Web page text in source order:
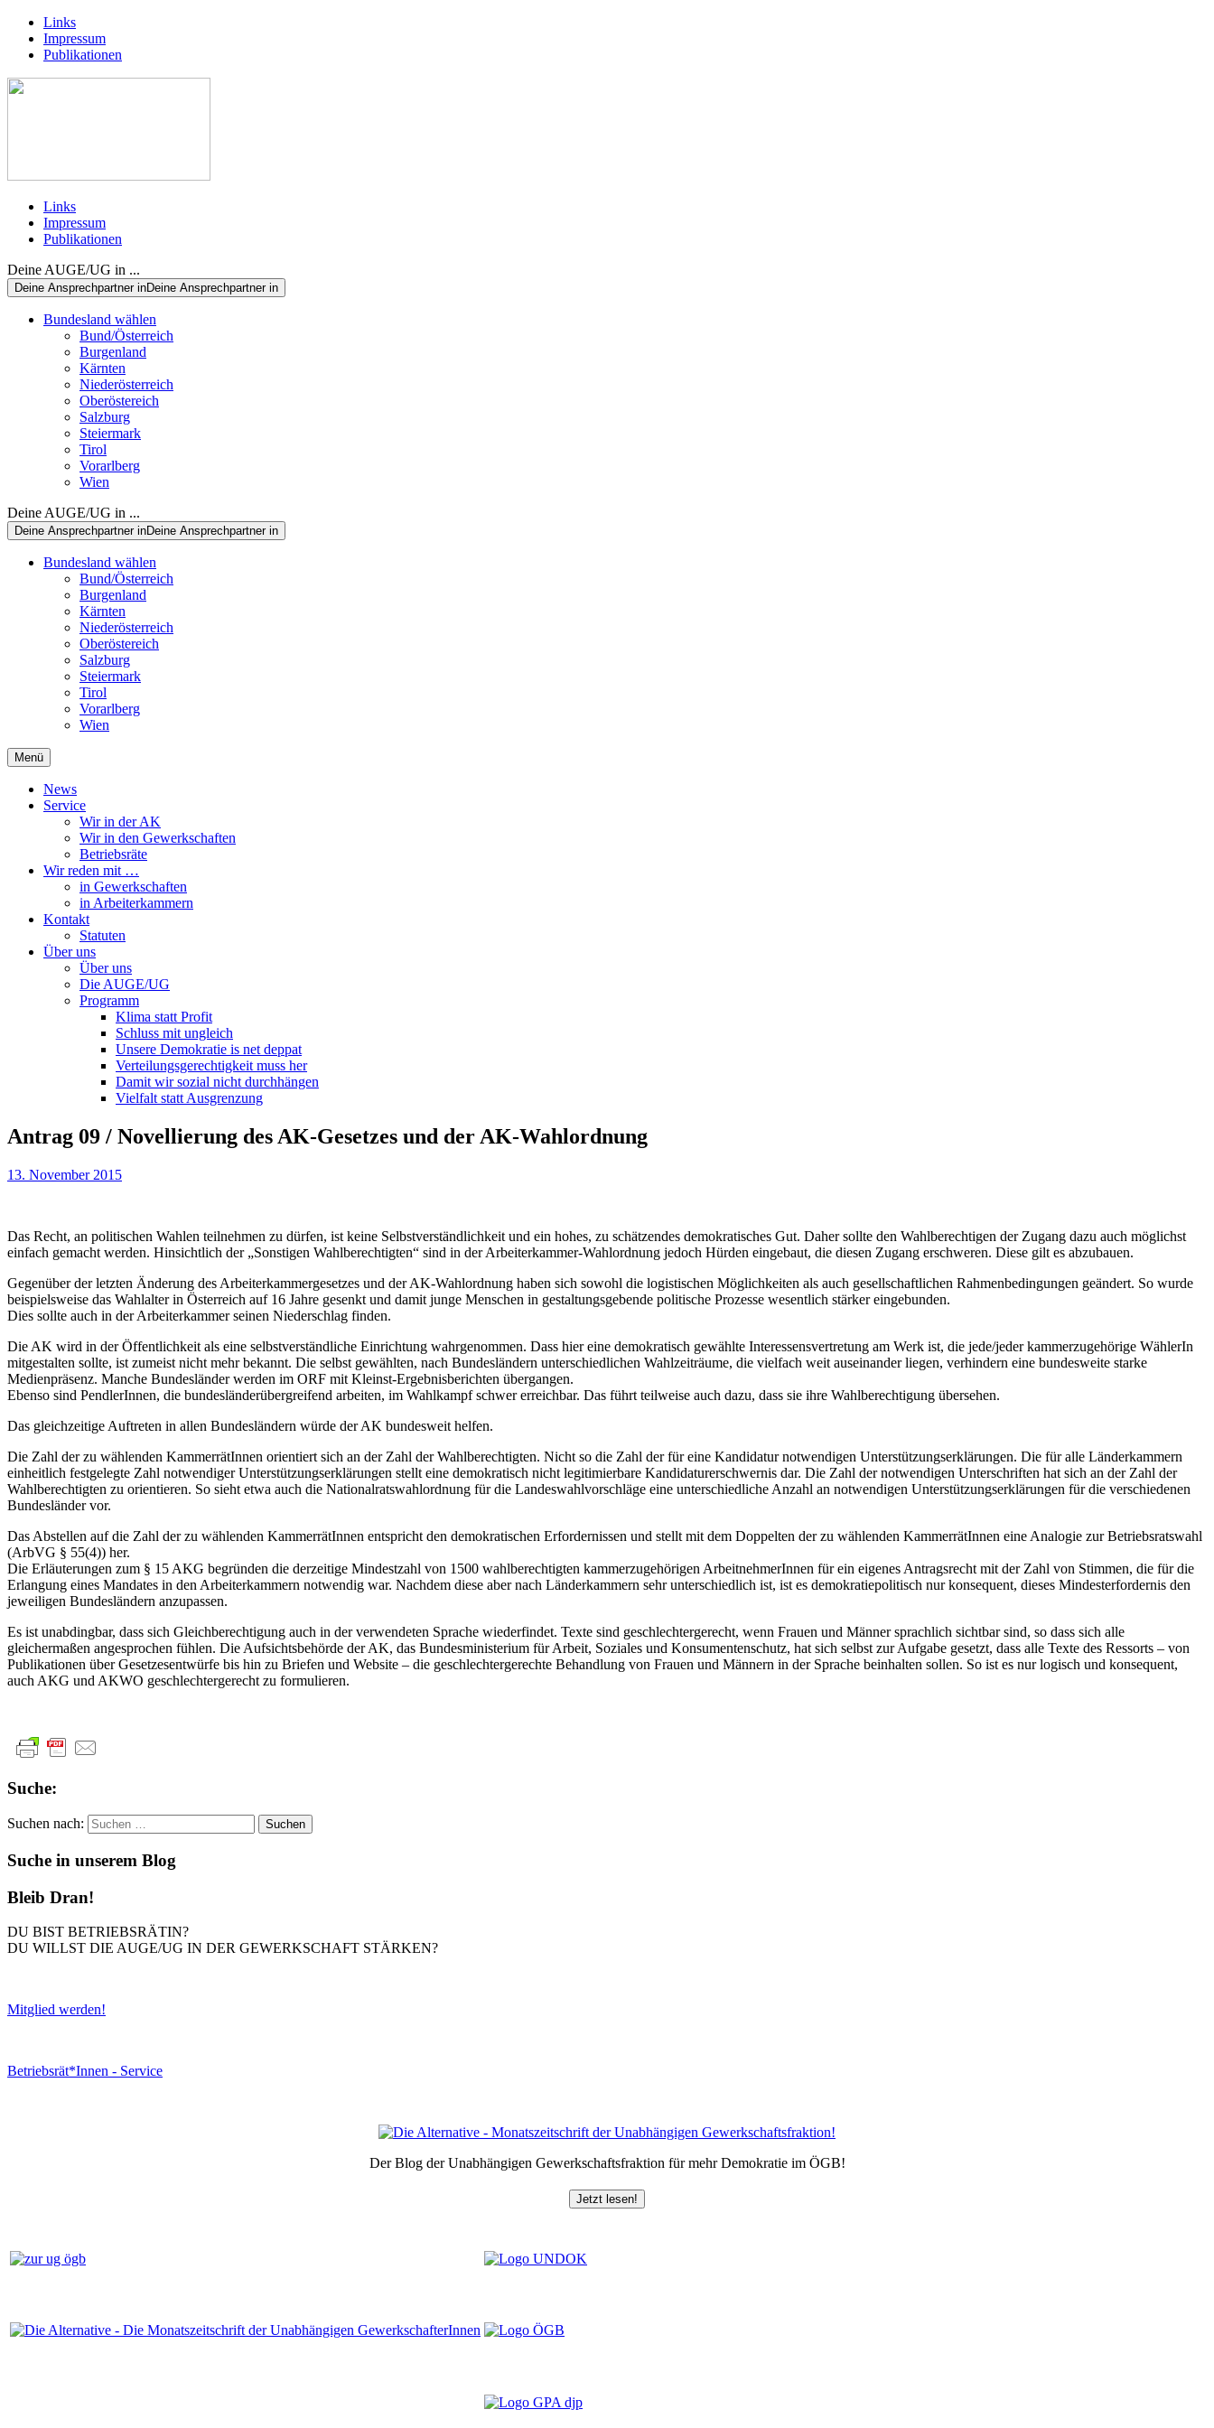
Links
Impressum
Publikationen
Links
Impressum
Publikationen
Deine AUGE/UG in ...
Deine Ansprechpartner inDeine Ansprechpartner in
Bundesland wählen
Bund/Österreich
Burgenland
Kärnten
Niederösterreich
Oberöstereich
Salzburg
Steiermark
Tirol
Vorarlberg
Wien
Deine AUGE/UG in ...
Deine Ansprechpartner inDeine Ansprechpartner in
Bundesland wählen
Bund/Österreich
Burgenland
Kärnten
Niederösterreich
Oberöstereich
Salzburg
Steiermark
Tirol
Vorarlberg
Wien
Menü
News
Service
Wir in der AK
Wir in den Gewerkschaften
Betriebsräte
Wir reden mit …
in Gewerkschaften
in Arbeiterkammern
Kontakt
Statuten
Über uns
Über uns
Die AUGE/UG
Programm
Klima statt Profit
Schluss mit ungleich
Unsere Demokratie is net deppat
Verteilungsgerechtigkeit muss her
Damit wir sozial nicht durchhängen
Vielfalt statt Ausgrenzung
Antrag 09 / Novellierung des AK-Gesetzes und der AK-Wahlordnung
13. November 2015
Das Recht, an politischen Wahlen teilnehmen zu dürfen, ist keine Selbstverständlichkeit und ein hohes, zu schätzendes demokratisches Gut. Daher sollte den Wahlberechtigen der Zugang dazu auch möglichst
einfach gemacht werden. Hinsichtlich der „Sonstigen Wahlberechtigten“ sind in der Arbeiterkammer-Wahlordnung jedoch Hürden eingebaut, die diesen Zugang erschweren. Diese gilt es abzubauen.
Gegenüber der letzten Änderung des Arbeiterkammergesetzes und der AK-Wahlordnung haben sich sowohl die logistischen Möglichkeiten als auch gesellschaftlichen Rahmenbedingungen geändert. So wurde
beispielsweise das Wahlalter in Österreich auf 16 Jahre gesenkt und damit junge Menschen in gestaltungsgebende politische Prozesse wesentlich stärker eingebunden.
Dies sollte auch in der Arbeiterkammer seinen Niederschlag finden.
Die AK wird in der Öffentlichkeit als eine selbstverständliche Einrichtung wahrgenommen. Dass hier eine demokratisch gewählte Interessensvertretung am Werk ist, die jede/jeder kammerzugehörige WählerIn
mitgestalten sollte, ist zumeist nicht mehr bekannt. Die selbst gewählten, nach Bundesländern unterschiedlichen Wahlzeiträume, die vielfach weit auseinander liegen, verhindern eine bundesweite starke
Medienpräsenz. Manche Bundesländer werden im ORF mit Kleinst-Ergebnisberichten übergangen.
Ebenso sind PendlerInnen, die bundesländerübergreifend arbeiten, im Wahlkampf schwer erreichbar. Das führt teilweise auch dazu, dass sie ihre Wahlberechtigung übersehen.
Das gleichzeitige Auftreten in allen Bundesländern würde der AK bundesweit helfen.
Die Zahl der zu wählenden KammerrätInnen orientiert sich an der Zahl der Wahlberechtigten. Nicht so die Zahl der für eine Kandidatur notwendigen Unterstützungserklärungen. Die für alle Länderkammern
einheitlich festgelegte Zahl notwendiger Unterstützungserklärungen stellt eine demokratisch nicht legitimierbare Kandidaturerschwernis dar. Die Zahl der notwendigen Unterschriften hat sich an der Zahl der
Wahlberechtigten zu orientieren. So sieht etwa auch die Nationalratswahlordnung für die Landeswahlvorschläge eine unterschiedliche Anzahl an notwendigen Unterstützungserklärungen für die verschiedenen
Bundesländer vor.
Das Abstellen auf die Zahl der zu wählenden KammerrätInnen entspricht den demokratischen Erfordernissen und stellt mit dem Doppelten der zu wählenden KammerrätInnen eine Analogie zur Betriebsratswahl
(ArbVG § 55(4)) her.
Die Erläuterungen zum § 15 AKG begründen die derzeitige Mindestzahl von 1500 wahlberechtigten kammerzugehörigen ArbeitnehmerInnen für ein eigenes Antragsrecht mit der Zahl von Stimmen, die für die
Erlangung eines Mandates in den Arbeiterkammern notwendig war. Nachdem diese aber nach Länderkammern sehr unterschiedlich ist, ist es demokratiepolitisch nur konsequent, dieses Mindesterfordernis den
jeweiligen Bundesländern anzupassen.
Es ist unabdingbar, dass sich Gleichberechtigung auch in der verwendeten Sprache wiederfindet. Texte sind geschlechtergerecht, wenn Frauen und Männer sprachlich sichtbar sind, so dass sich alle
gleichermaßen angesprochen fühlen. Die Aufsichtsbehörde der AK, das Bundesministerium für Arbeit, Soziales und Konsumentenschutz, hat sich selbst zur Aufgabe gesetzt, dass alle Texte des Ressorts – von
Publikationen über Gesetzesentwürfe bis hin zu Briefen und Website – die geschlechtergerechte Behandlung von Frauen und Männern in der Sprache beinhalten sollen. So ist es nur logisch und konsequent,
auch AKG und AKWO geschlechtergerecht zu formulieren.
Suche:
Suchen nach:
Suche in unserem Blog
Bleib Dran!
DU BIST BETRIEBSRÄTIN?
DU WILLST DIE AUGE/UG IN DER GEWERKSCHAFT STÄRKEN?
Mitglied werden!
Betriebsrät*Innen - Service
Der Blog der Unabhängigen Gewerkschaftsfraktion für mehr Demokratie im ÖGB!
Jetzt lesen!